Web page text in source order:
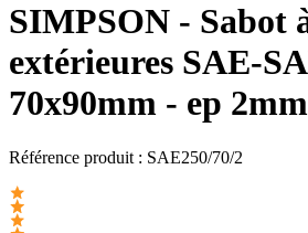
SIMPSON - Sabot
extérieures SAE-
70x90mm - ep 2mm
Référence produit : SAE250/70/2